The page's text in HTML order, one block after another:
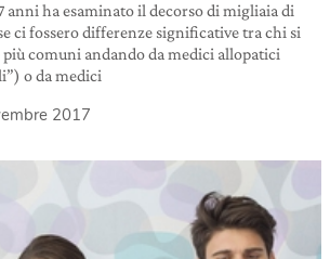
anni ha esaminato il decorso di migliaia di
ci fossero differenze significative tra chi si
comuni andando da medici allopatici
o da medici
2017